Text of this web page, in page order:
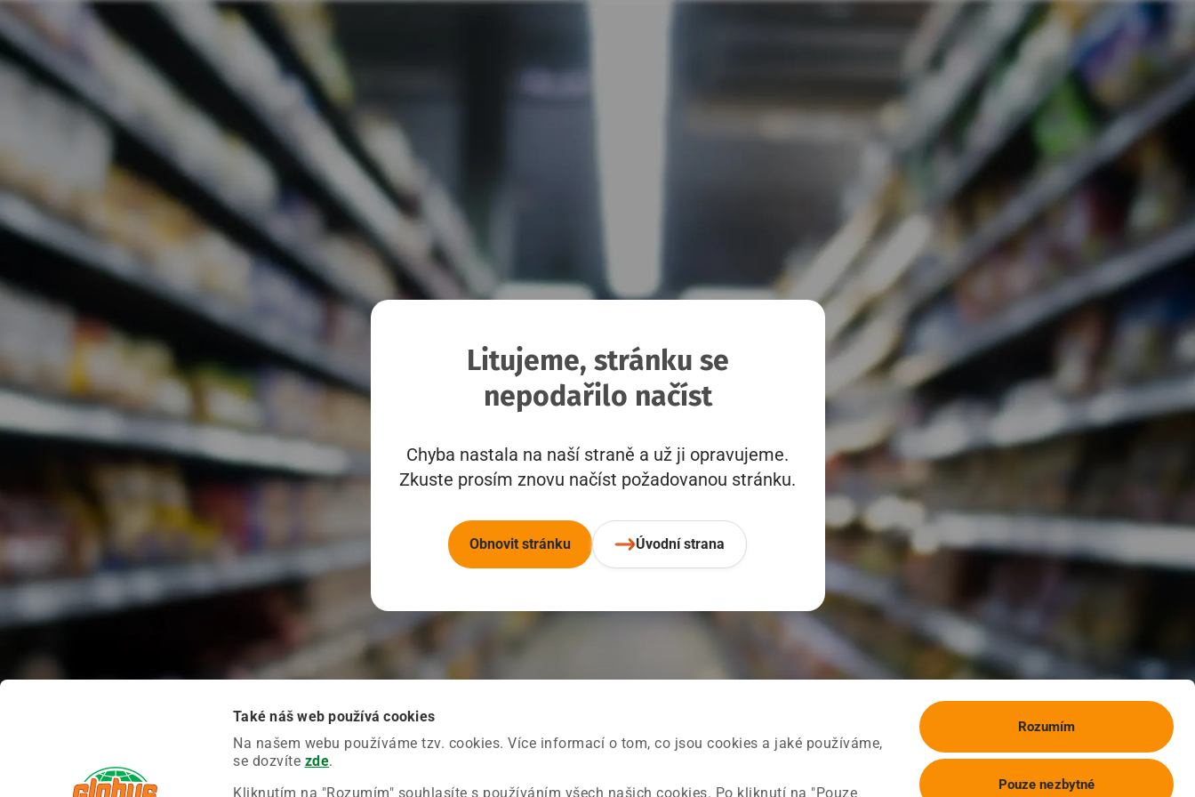
Také náš web používá cookies
Na našem webu používáme tzv. cookies. Více informací o tom, co jsou cookies a jaké používáme,
se dozvíte zde.
Kliknutím na "Rozumím" souhlasíte s používáním všech našich cookies. Po kliknutí na "Pouze
Rozumím
Pouze nezbytné
Litujeme, stránku se
nepodařilo načíst
Chyba nastala na naší straně a už ji opravujeme.
Zkuste prosím znovu načíst požadovanou stránku.
Obnovit stránku Úvodní strana